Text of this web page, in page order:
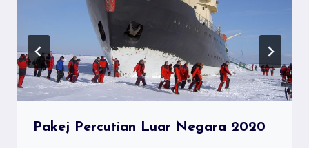
Pakej Percutian Luar Negara 2020